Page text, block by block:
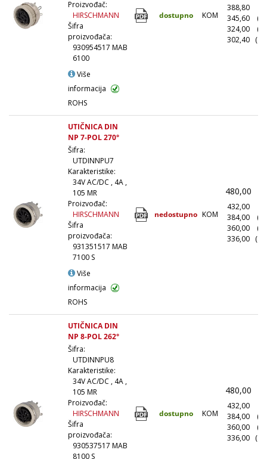
Proizvođač:
HIRSCHMANN
Šifra
proizvođača:
930954517 MAB
6100
Više
informacija
ROHS
dostupno KOM
388,80
345,60
324,00
302,40
UTIČNICA DIN
NP 7-POL 270°
Šifra:
UTDINNPU7
Karakteristike:
34V AC/DC , 4A ,
105 MR
Proizvođač:
HIRSCHMANN
Šifra
proizvođača:
931351517 MAB
7100 S
Više
informacija
ROHS
nedostupno KOM
480,00
432,00
384,00
360,00
336,00
UTIČNICA DIN
NP 8-POL 262°
Šifra:
UTDINNPU8
Karakteristike:
34V AC/DC , 4A ,
105 MR
Proizvođač:
HIRSCHMANN
Šifra
proizvođača:
930537517 MAB
8100 S
dostupno KOM
480,00
432,00
384,00
360,00
336,00